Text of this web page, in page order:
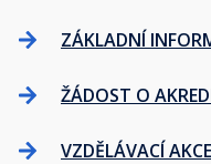
ZÁKLADNÍ
ŽÁDOST O
VZDĚLÁVACÍ